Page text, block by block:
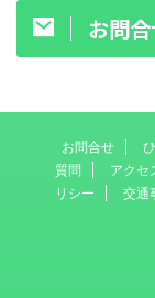
お問
お問合せ
質問
アクセ
リシー
交通